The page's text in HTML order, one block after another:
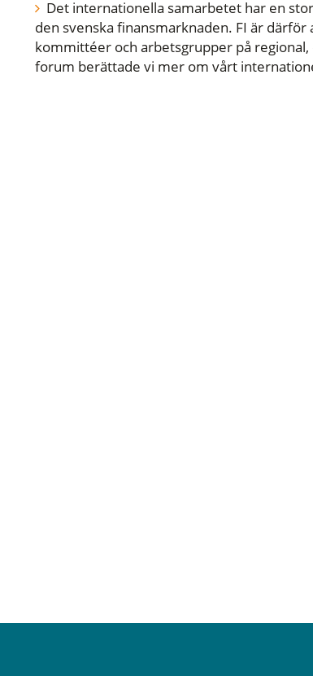
Det internationella samarbetet har en
den svenska finansmarknaden. FI är
kommittéer och arbetsgrupper på regional,
forum berättade vi mer om vårt